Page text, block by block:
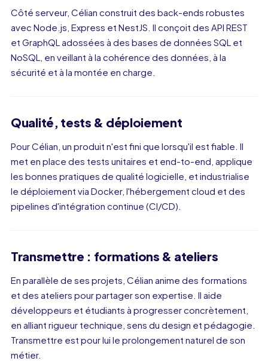
Côté serveur, Célian construit des back-ends robustes
avec Node.js, Express et NestJS. Il conçoit des API REST
et GraphQL adossées à des bases de données SQL et
NoSQL, en veillant à la cohérence des données, à la
sécurité et à la montée en charge.
Qualité, tests & déploiement
Pour Célian, un produit n'est fini que lorsqu'il est fiable. Il
met en place des tests unitaires et end-to-end, applique
les bonnes pratiques de qualité logicielle, et industrialise
le déploiement via Docker, l'hébergement cloud et des
pipelines d'intégration continue (CI/CD).
Transmettre : formations & ateliers
En parallèle de ses projets, Célian anime des formations
et des ateliers pour partager son expertise. Il aide
développeurs et étudiants à progresser concrètement,
en alliant rigueur technique, sens du design et pédagogie.
Transmettre est pour lui le prolongement naturel de son
métier.